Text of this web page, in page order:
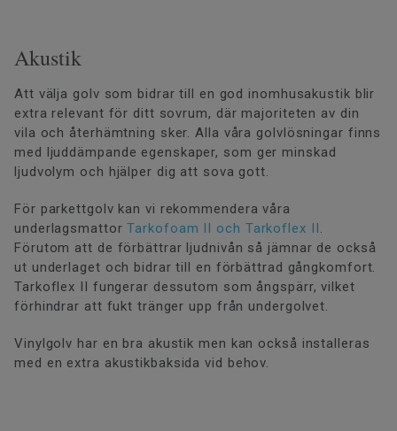
Akustik
Att välja golv som bidrar till en god inomhusakustik blir
extra relevant för ditt sovrum, där majoriteten av din
vila och återhämtning sker. Alla våra golvlösningar finns
med ljuddämpande egenskaper, som ger minskad
ljudvolym och hjälper dig att sova gott.
För parkettgolv kan vi rekommendera våra
underlagsmattorTarkofoam II och Tarkoflex II.
Förutom att de förbättrar ljudnivån så jämnar de också
ut underlaget och bidrar till en förbättrad gångkomfort.
Tarkoflex II fungerar dessutom som ångspärr, vilket
förhindrar att fukt tränger upp från undergolvet.
Vinylgolv har en bra akustik men kan också installeras
med en extra akustikbaksida vid behov.